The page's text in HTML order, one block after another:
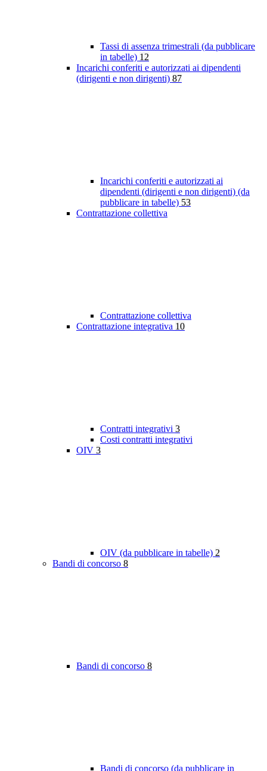
Tassi di assenza trimestrali (da pubblicare
in tabelle) 12
Incarichi conferiti e autorizzati ai dipendenti
(dirigenti e non dirigenti) 87
Incarichi conferiti e autorizzati ai
dipendenti (dirigenti e non dirigenti) (da
pubblicare in tabelle) 53
Contrattazione collettiva
Contrattazione collettiva
Contrattazione integrativa 10
Contratti integrativi 3
Costi contratti integrativi
OIV 3
OIV (da pubblicare in tabelle) 2
Bandi di concorso 8
Bandi di concorso 8
Bandi di concorso (da pubblicare in